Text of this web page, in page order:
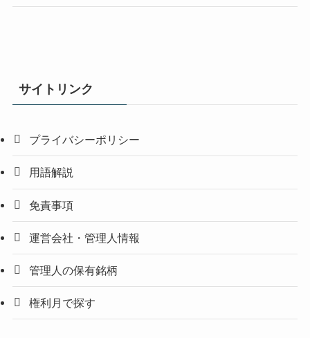
サイトリンク
プライバシーポリシー
用語解説
免責事項
運営会社・管理人情報
管理人の保有銘柄
権利月で探す